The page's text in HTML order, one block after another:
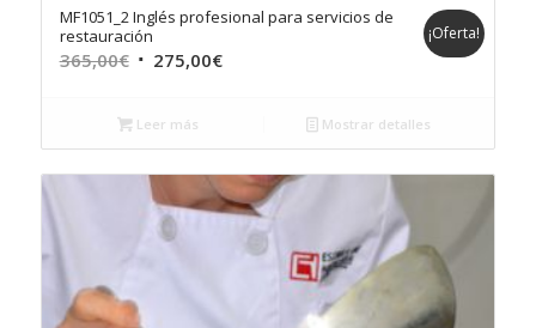
MF1051_2 Inglés profesional para servicios de
restauración
365,00€ El
original
era:
365,00€.
275,00€El
es:
275,00€.
¡Oferta!
Leer más Mostrar detalles